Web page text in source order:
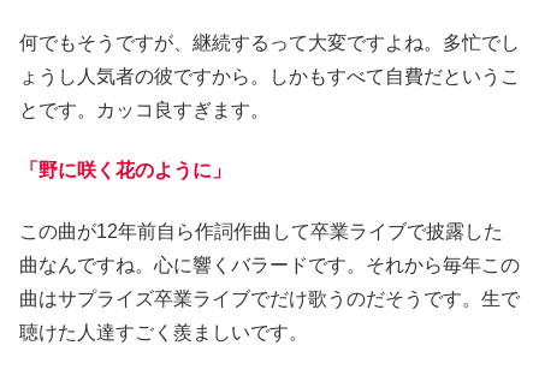
何でもそうですが、継続するって大変ですよね。多忙でし
ょうし人気者の彼ですから。しかもすべて自費だというこ
とです。カッコ良すぎます。
「野に咲く花のように」
この曲が12年前自ら作詞作曲して卒業ライブで披露した
曲なんですね。心に響くバラードです。それから毎年この
曲はサプライズ卒業ライブでだけ歌うのだそうです。生で
聴けた人達すごく羨ましいです。